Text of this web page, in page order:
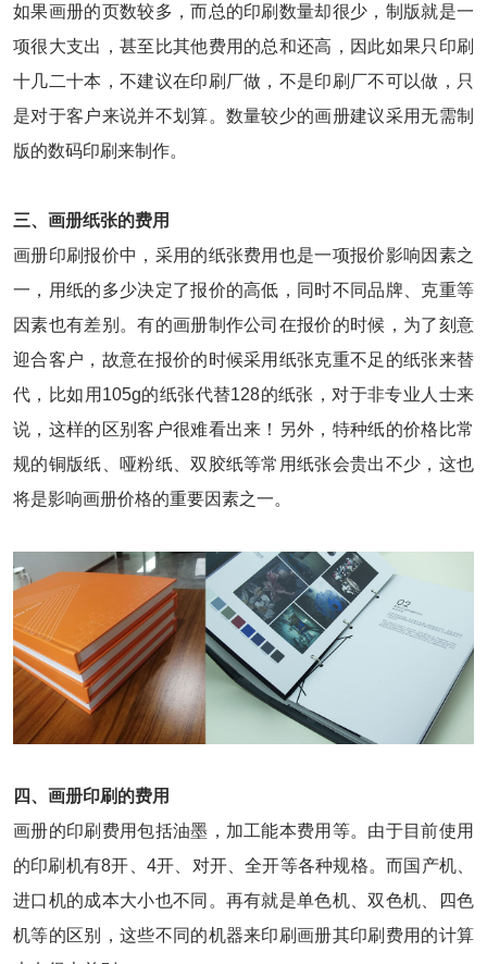
如果画册的页数较多，而总的印刷数量却很少，制版就是一
项很大支出，甚至比其他费用的总和还高，因此如果只印刷
十几二十本，不建议在印刷厂做，不是印刷厂不可以做，只
是对于客户来说并不划算。数量较少的画册建议采用无需制
版的数码印刷来制作。
三、画册纸张的费用
画册印刷报价中，采用的纸张费用也是一项报价影响因素之
一，用纸的多少决定了报价的高低，同时不同品牌、克重等
因素也有差别。有的画册制作公司在报价的时候，为了刻意
迎合客户，故意在报价的时候采用纸张克重不足的纸张来替
代，比如用105g的纸张代替128的纸张，对于非专业人士来
说，这样的区别客户很难看出来！另外，特种纸的价格比常
规的铜版纸、哑粉纸、双胶纸等常用纸张会贵出不少，这也
将是影响画册价格的重要因素之一。
四、画册印刷的费用
画册的印刷费用包括油墨，加工能本费用等。由于目前使用
的印刷机有8开、4开、对开、全开等各种规格。而国产机、
进口机的成本大小也不同。再有就是单色机、双色机、四色
机等的区别，这些不同的机器来印刷画册其印刷费用的计算